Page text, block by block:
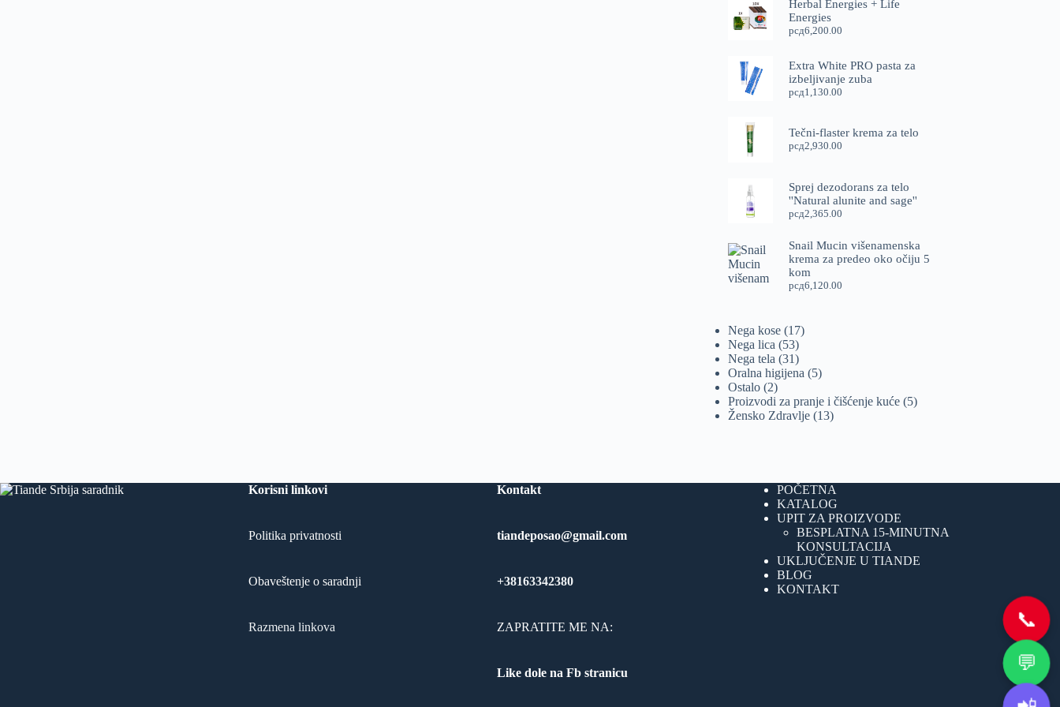
Herbal Energies + Life
Energies
рсд6,200.00
Extra White PRO pasta za
izbeljivanje zuba
рсд1,130.00
Tečni-flaster krema za telo
рсд2,930.00
Sprej dezodorans za telo
''Natural alunite and sage''
рсд2,365.00
Snail Mucin višenamenska
krema za predeo oko očiju 5
kom
рсд6,120.00
Nega kose 1717
Nega lica 5353
proizvoda
Nega tela 3131
proizvod
Oralna higijena 55
Ostalo 22
proizvoda
Proizvodi za pranje i čišćenje kuće 55
Žensko Zdravlje 1313
Korisni linkovi
Politika privatnosti
Obaveštenje o saradnji
Razmena linkova
Kontakt
tiandeposao@gmail.com
+38163342380
ZAPRATITE ME NA:
Like dole na Fb stranicu
POČETNA
KATALOG
UPIT ZA PROIZVODE
BESPLATNA 15-MINUTNA
KONSULTACIJA
UKLJUČENJE U TIANDE
BLOG
KONTAKT
📞
💬